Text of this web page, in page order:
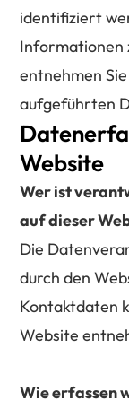
identifiziert
Informationen
entnehmen
aufgeführten
Website
Wer ist
auf dieser
Die
durch den
Kontaktdaten
Website
Wie erfassen